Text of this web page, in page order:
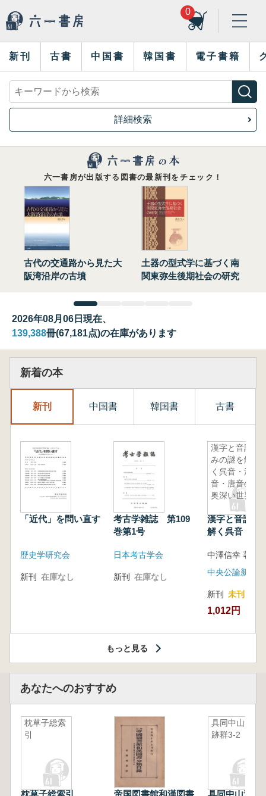
0
新刊 古書 中国書 韓国書 電子書籍
詳細検索
六一書房が出版する図書の最新刊をチェック！
古代の交通路から見た大
阪湾沿岸の古墳
土器の型式学に基づく南
関東弥生後期社会の研究
2026年08月06日現在、
139,388冊(67,181点)の在庫があります
新着の本
新刊 中国書 韓国書 古書
「近代」を問い直す
歴史学研究会
新刊 在庫なし
考古学雑誌 第109
巻第1号
日本考古学会
新刊 在庫なし
漢字と音読
みの謎を解
く呉音・漢
音・唐音の
奥深い世界
漢字と音読み
解く呉音・漢
中澤信幸 著
中央公論新社
新刊 未刊
1,012円
もっと見る
あなたへのおすすめ
枕草子総索
引
枕草子総索引
帝国図書館和漢図書
具同中山遺
跡群3-2
具同中山遺跡